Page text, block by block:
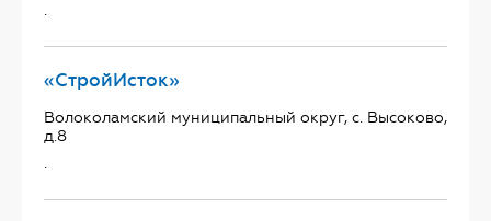
.
«СтройИсток»
Волоколамский муниципальный округ, с. Высоково,
д.8
.